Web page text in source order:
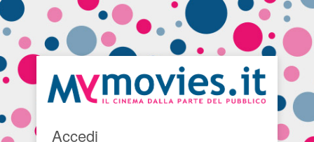
Accedi